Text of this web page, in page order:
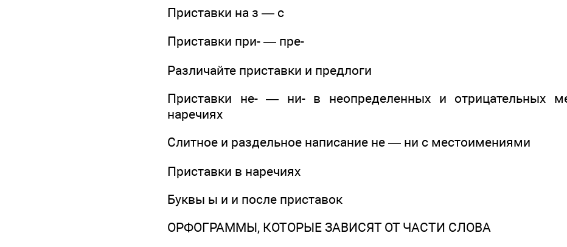
Приставки на з — с
Приставки при- — пре-
Различайте приставки и предлоги
Приставки не- — ни- в неопределенных и отрицательных
наречиях
Слитное и раздельное написание не — ни с местоимениями
Приставки в наречиях
Буквы ы и и после приставок
ОРФОГРАММЫ, КОТОРЫЕ ЗАВИСЯТ ОТ ЧАСТИ СЛОВА